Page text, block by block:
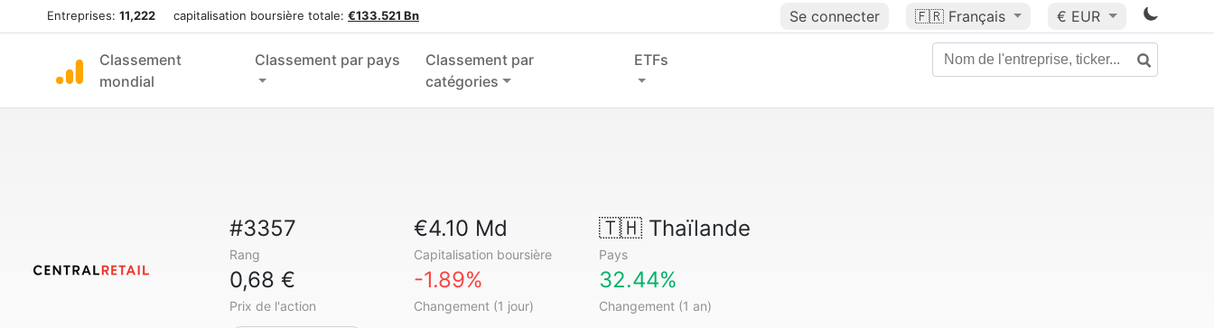
Entreprises: 11,222 capitalisation boursière totale: €133.521 Bn Se connecter 🇫🇷 Français € EUR
Classement
mondial
Classement par pays
Classement par
catégories
ETFs
#3357
Rang
€4.10 Md
Capitalisation boursière
🇹🇭Thaïlande
Pays
0,68 €
Prix de l'action
-1.89%
Changement (1 jour)
32.44%
Changement (1 an)